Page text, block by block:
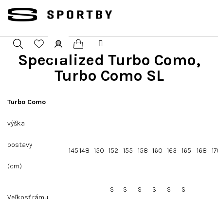
obsah
Hledat PřihlášeníNákupní
Specialized Turbo Como,
Turbo Como SL
Turbo Como
výška
postavy
(cm)
145148 150 152 155 158 160 163 165 168
Veľkosť rámu
S S S S S
S